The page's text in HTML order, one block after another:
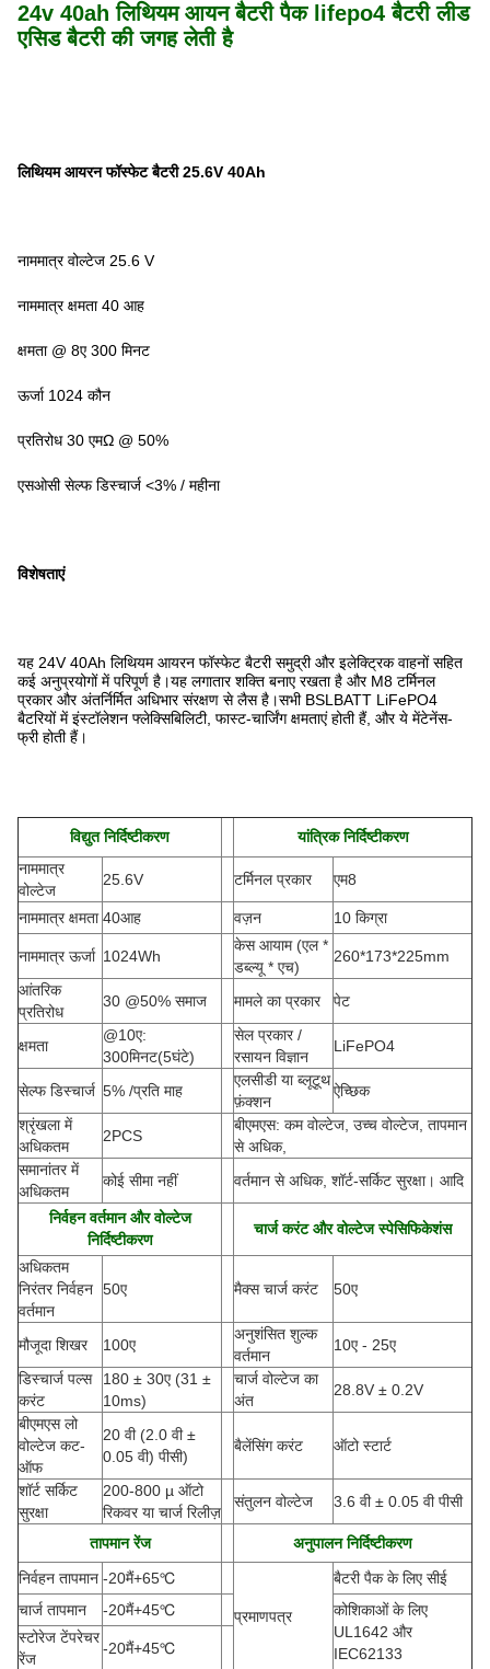
24v 40ah लिथियम आयन बैटरी पैक lifepo4 बैटरी लीड
एसिड बैटरी की जगह लेती है
लिथियम आयरन फॉस्फेट बैटरी 25.6V 40Ah
नाममात्र वोल्टेज 25.6 V
नाममात्र क्षमता 40 आह
क्षमता @ 8ए 300 मिनट
ऊर्जा 1024 कौन
प्रतिरोध 30 एमΩ @ 50%
एसओसी सेल्फ डिस्चार्ज <3% / महीना
विशेषताएं
यह 24V 40Ah लिथियम आयरन फॉस्फेट बैटरी समुद्री और इलेक्ट्रिक वाहनों सहित
कई अनुप्रयोगों में परिपूर्ण है।यह लगातार शक्ति बनाए रखता है और M8 टर्मिनल
प्रकार और अंतर्निर्मित अधिभार संरक्षण से लैस है।सभी BSLBATT LiFePO4
बैटरियों में इंस्टॉलेशन फ्लेक्सिबिलिटी, फास्ट-चार्जिंग क्षमताएं होती हैं, और ये मेंटेनेंस-
फ्री होती हैं।
विद्युत निर्दिष्टीकरण
यांत्रिक निर्दिष्टीकरण
नाममात्र
वोल्टेज
25.6V टर्मिनल प्रकार एम8
नाममात्र क्षमता 40आह वज़न 10 किग्रा
नाममात्र ऊर्जा 1024Wh
केस आयाम (एल *
डब्ल्यू * एच)
260*173*225mm
आंतरिक
प्रतिरोध
30 @50% समाज मामले का प्रकार पेट
क्षमता
@10ए:
300मिनट(5घंटे)
सेल प्रकार /
रसायन विज्ञान
LiFePO4
सेल्फ डिस्चार्ज 5% /प्रति माह
एलसीडी या ब्लूटूथ
फ़ंक्शन
ऐच्छिक
श्रृंखला में
अधिकतम
2PCS
बीएमएस: कम वोल्टेज, उच्च वोल्टेज, तापमान
से अधिक,
समानांतर में
अधिकतम
कोई सीमा नहीं वर्तमान से अधिक, शॉर्ट-सर्किट सुरक्षा। आदि
निर्वहन वर्तमान और वोल्टेज
निर्दिष्टीकरण
चार्ज करंट और वोल्टेज स्पेसिफिकेशंस
अधिकतम
निरंतर निर्वहन
वर्तमान
50ए मैक्स चार्ज करंट 50ए
मौजूदा शिखर 100ए
अनुशंसित शुल्क
वर्तमान
10ए - 25ए
डिस्चार्ज पल्स
करंट
180 ± 30ए (31 ±
10ms)
चार्ज वोल्टेज का
अंत
28.8V ± 0.2V
बीएमएस लो
वोल्टेज कट-
ऑफ
20 वी (2.0 वी ±
0.05 वी) पीसी)
बैलेंसिंग करंट ऑटो स्टार्ट
शॉर्ट सर्किट
सुरक्षा
200-800 µ ऑटो
रिकवर या चार्ज रिलीज़
संतुलन वोल्टेज 3.6 वी ± 0.05 वी पीसी
तापमान रेंज
अनुपालन निर्दिष्टीकरण
निर्वहन तापमान -20मैं+65℃
प्रमाणपत्र
बैटरी पैक के लिए सीई
चार्ज तापमान
-20मैं+45℃
कोशिकाओं के लिए
UL1642 और
IEC62133
स्टोरेज टेंपरेचर
रेंज
-20मैं+45℃